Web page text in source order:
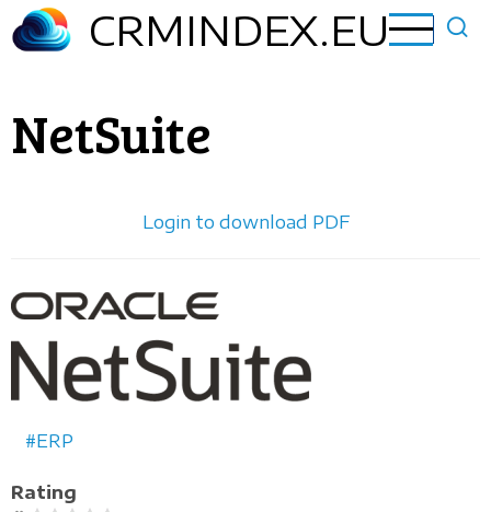
Ugrás
CRMINDEX.EU
NetSuite
Login to download PDF
Horizontal
ERP
Rating